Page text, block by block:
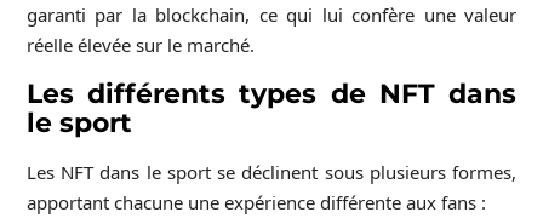
garanti par la blockchain, ce qui lui confère une valeur
réelle élevée sur le marché.
Les différents types de NFT dans
le sport
Les NFT dans le sport se déclinent sous plusieurs formes,
apportant chacune une expérience différente aux fans :